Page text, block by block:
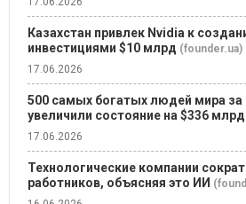
Казахстан привлек Nvidia к
инвестициями $10 млрд (founder.ua)
17.06.2026
500 самых богатых людей мира за
увеличили состояние на $336 млрд
17.06.2026
Технологические компании
работников, объясняя это ИИ